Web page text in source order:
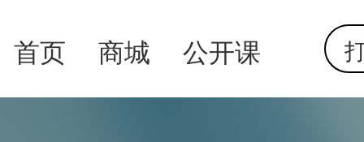
首页 商城 公开课